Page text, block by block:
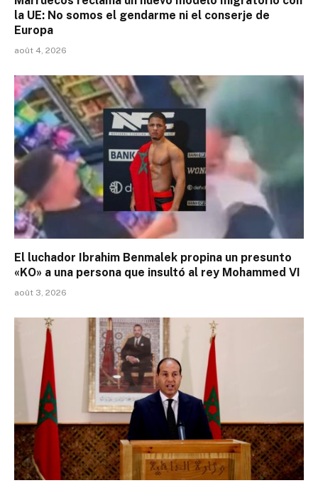
la UE: No somos el gendarme ni el conserje de
Europa
août 4, 2026
El luchador Ibrahim Benmalek propina un presunto
«KO» a una persona que insultó al rey Mohammed VI
août 3, 2026